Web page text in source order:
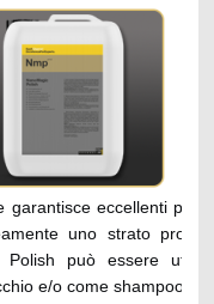
da quello BMW-Mini.
pompa dosatrice;
garantisce eccellenti
uno strato
può essere
e/o come shampoo